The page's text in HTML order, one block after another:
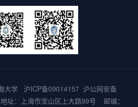
大学 沪ICP备09014157 沪公网安备
地址：上海市宝山区上大路99号 邮编：